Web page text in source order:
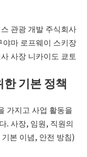
관광 개발 주식회사
야마 로프웨이 스키장
사장 니카이도 쿄토
기본 정책
가지고 사업 활동을
. 사장, 임원, 직원의
본 이념, 안전 방침)